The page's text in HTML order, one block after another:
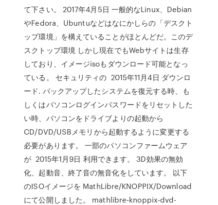
て下さい。 2017年4月5日 一般的なLinux、Debian
やFedora、Ubuntuなどはなにかしらの「デスクト
ップ環境」を構えていることがほとんどだ。このデ
スクトップ環境 しかし現在でもWebサイトは生存
しており、イメージisoもダウンロード可能となっ
ている。 セキュリティの 2015年11月4日 ダウンロ
ード. バックアップしたシステムを復元する時、も
しくはパソコンログインパスワードをリセットした
い時、パソコンをドライブよりの起動から
CD/DVD/USBメモリから起動するように変更する
必要があります。 一部のパソコンファームウェア
が 2015年1月9日 利用できます。 3D効果の無効
化、起動音、終了音の無音化をしています。 以下
のISOイメージを MathLibre/KNOPPIX/Download
にて公開しました。 mathlibre-knoppix-dvd-